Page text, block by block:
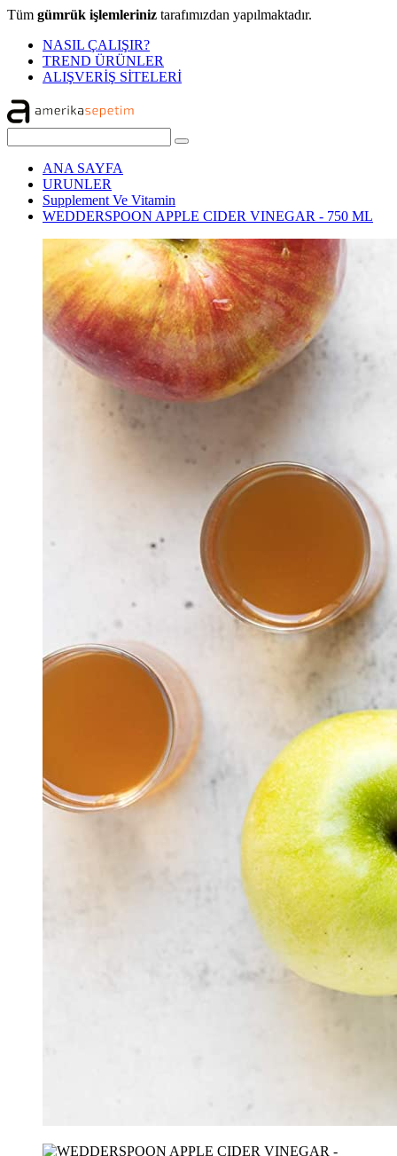
Tüm gümrük işlemleriniz tarafımızdan yapılmaktadır.
NASIL ÇALIŞIR?
TREND ÜRÜNLER
ALIŞVERİŞ SİTELERİ
ANA SAYFA
URUNLER
Supplement Ve Vitamin
WEDDERSPOON APPLE CIDER VINEGAR - 750 ML